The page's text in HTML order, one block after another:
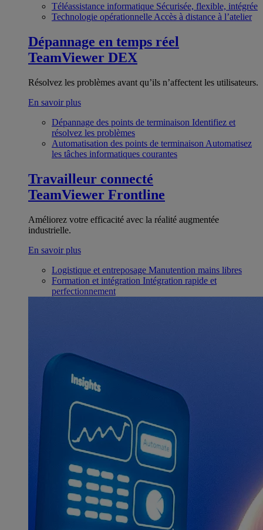
Téléassistance informatique Sécurisée, flexible, intégrée
Technologie opérationnelle Accès à distance à l’atelier
Dépannage en temps réel
TeamViewer DEX
Résolvez les problèmes avant qu’ils n’affectent les utilisateurs.
En savoir plus
Dépannage des points de terminaison Identifiez et
résolvez les problèmes
Automatisation des points de terminaison Automatisez
les tâches informatiques courantes
Travailleur connecté
TeamViewer Frontline
Améliorez votre efficacité avec la réalité augmentée
industrielle.
En savoir plus
Logistique et entreposage Manutention mains libres
Formation et intégration Intégration rapide et
perfectionnement